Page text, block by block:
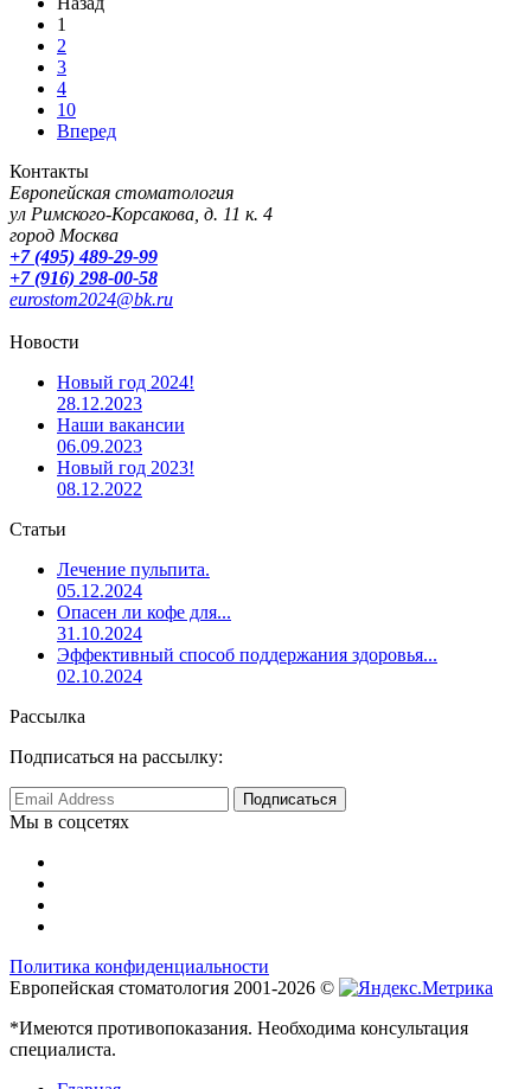
1
2
3
4
10
Вперед
Контакты
Европейская стоматология
ул Римского-Корсакова, д. 11 к. 4
город Москва
+7 (495) 489-29-99
+7 (916) 298-00-58
eurostom2024@bk.ru
Новости
Новый год 2024!
28.12.2023
Наши вакансии
06.09.2023
Новый год 2023!
08.12.2022
Статьи
Лечение пульпита.
05.12.2024
Опасен ли кофе для...
31.10.2024
Эффективный способ поддержания здоровья...
02.10.2024
Рассылка
Подписаться на рассылку:
Мы в соцсетях
Политика конфиденциальности
Европейская стоматология 2001-2026 ©
*Имеются противопоказания. Необходима консультация
специалиста.